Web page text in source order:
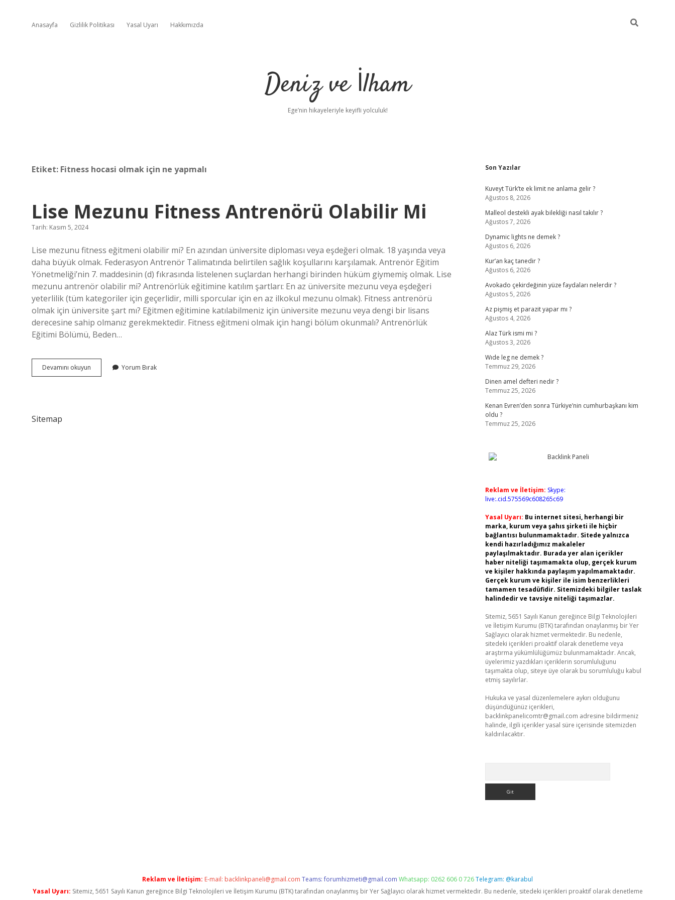
Anasayfa Gizlilik Politikası Yasal Uyarı Hakkımızda
Deniz ve İlham
Ege’nin hikayeleriyle keyifli yolculuk!
Etiket: Fitness hocasi olmak için ne yapmalı
Lise Mezunu Fitness Antrenörü Olabilir Mi
Tarih: Kasım 5, 2024
Lise mezunu fitness eğitmeni olabilir mi? En azından üniversite diploması veya eşdeğeri olmak. 18 yaşında veya
daha büyük olmak. Federasyon Antrenör Talimatında belirtilen sağlık koşullarını karşılamak. Antrenör Eğitim
Yönetmeliği’nin 7. maddesinin (d) fıkrasında listelenen suçlardan herhangi birinden hüküm giymemiş olmak. Lise
mezunu antrenör olabilir mi? Antrenörlük eğitimine katılım şartları: En az üniversite mezunu veya eşdeğeri
yeterlilik (tüm kategoriler için geçerlidir, milli sporcular için en az ilkokul mezunu olmak). Fitness antrenörü
olmak için üniversite şart mı? Eğitmen eğitimine katılabilmeniz için üniversite mezunu veya dengi bir lisans
derecesine sahip olmanız gerekmektedir. Fitness eğitmeni olmak için hangi bölüm okunmalı? Antrenörlük
Eğitimi Bölümü, Beden…
Devamını okuyun
Mezunu
Yorum Bırak
Sitemap
Sidebar
Son Yazılar
Kuveyt Türk’te ek limit ne anlama gelir ?
Ağustos 8, 2026
Malleol destekli ayak bilekliği nasıl takılır ?
Ağustos 7, 2026
Dynamic lights ne demek ?
Ağustos 6, 2026
Kur’an kaç tanedir ?
Ağustos 6, 2026
Avokado çekirdeğinin yüze faydaları nelerdir ?
Ağustos 5, 2026
Az pişmiş et parazit yapar mı ?
Ağustos 4, 2026
Alaz Türk ismi mi ?
Ağustos 3, 2026
Wıde leg ne demek ?
Temmuz 29, 2026
Dinen amel defteri nedir ?
Temmuz 25, 2026
Kenan Evren’den sonra Türkiye’nin cumhurbaşkanı kim
oldu ?
Temmuz 25, 2026
Reklam ve İletişim: Skype:
live:.cid.575569c608265c69
Yasal Uyarı: Bu internet sitesi, herhangi bir
marka, kurum veya şahıs şirketi ile hiçbir
bağlantısı bulunmamaktadır. Sitede yalnızca
kendi hazırladığımız makaleler
paylaşılmaktadır. Burada yer alan içerikler
haber niteliği taşımamakta olup, gerçek kurum
ve kişiler hakkında paylaşım yapılmamaktadır.
Gerçek kurum ve kişiler ile isim benzerlikleri
tamamen tesadüfidir. Sitemizdeki bilgiler taslak
halindedir ve tavsiye niteliği taşımazlar.
Sitemiz, 5651 Sayılı Kanun gereğince Bilgi Teknolojileri
ve İletişim Kurumu (BTK) tarafından onaylanmış bir Yer
Sağlayıcı olarak hizmet vermektedir. Bu nedenle,
sitedeki içerikleri proaktif olarak denetleme veya
araştırma yükümlülüğümüz bulunmamaktadır. Ancak,
üyelerimiz yazdıkları içeriklerin sorumluluğunu
taşımakta olup, siteye üye olarak bu sorumluluğu kabul
etmiş sayılırlar.
Hukuka ve yasal düzenlemelere aykırı olduğunu
düşündüğünüz içerikleri,
backlinkpanelicomtr@gmail.com adresine bildirmeniz
halinde, ilgili içerikler yasal süre içerisinde sitemizden
kaldırılacaktır.
Reklam ve İletişim: E-mail: backlinkpaneli@gmail.com Teams:forumhizmeti@gmail.com Whatsapp: 0262 606 0 726Telegram: @karabul
Yasal Uyarı: Sitemiz, 5651 Sayılı Kanun gereğince Bilgi Teknolojileri ve İletişim Kurumu (BTK) tarafından onaylanmış bir Yer Sağlayıcı olarak hizmet vermektedir. Bu nedenle, sitedeki içerikleri proaktif olarak denetleme